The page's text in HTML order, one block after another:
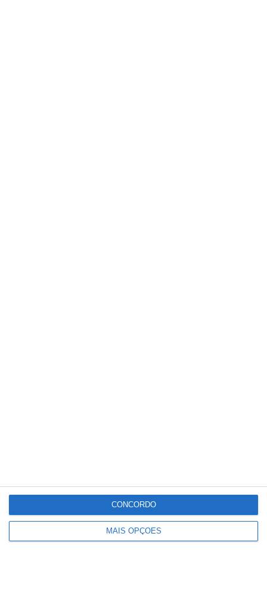
MAIS OPÇÕES
CONCORDO